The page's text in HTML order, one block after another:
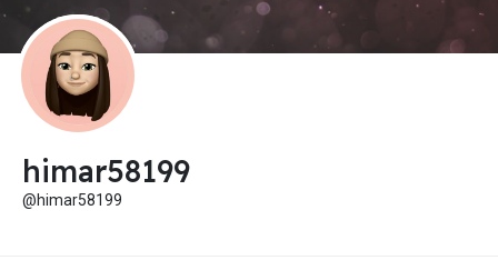
himar58199
@himar58199